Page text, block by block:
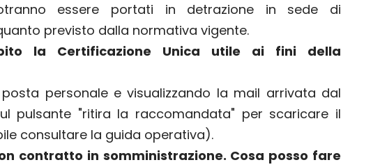
essere portati in detrazione in sede di
previsto dalla normativa vigente.
la Certificazione Unica utile ai fini della
personale e visualizzando la mail arrivata dal
pulsante "ritira la raccomandata" per scaricare il
consultare la guida operativa).
contratto in somministrazione. Cosa posso fare